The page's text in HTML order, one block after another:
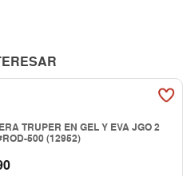
TRUPER EN GEL Y EVA JGO 2
500 (12952)